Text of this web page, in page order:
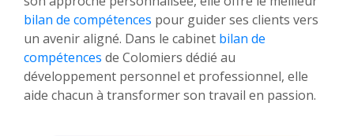
bilan de compétences pour guider ses clients vers
un avenir aligné. Dans le cabinet bilan de
compétences de Colomiers dédié au
développement personnel et professionnel, elle
aide chacun à transformer son travail en passion.